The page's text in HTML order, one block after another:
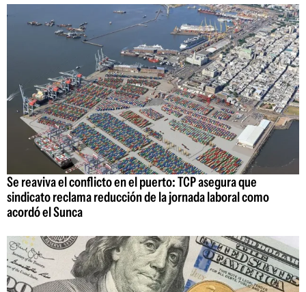
Se reaviva el conflicto en el puerto: TCP asegura que
sindicato reclama reducción de la jornada laboral como
acordó el Sunca